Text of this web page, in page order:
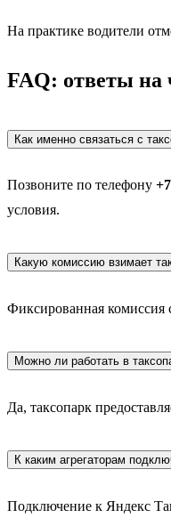
На практике водители
FAQ: ответы на
Как именно связаться с
Позвоните по телефону
условия.
Какую комиссию взимает
Фиксированная комиссия
Можно ли работать в
Да, таксопарк
К каким агрегаторам
Подключение к Яндекс